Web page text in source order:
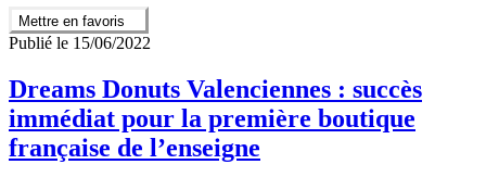
Mettre en favoris
Publié le 15/06/2022
Dreams Donuts Valenciennes : succès
immédiat pour la première boutique
française de l’enseigne